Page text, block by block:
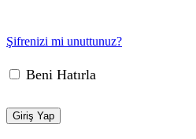
Şifrenizi mi unuttunuz?
Beni Hatırla
Giriş Yap